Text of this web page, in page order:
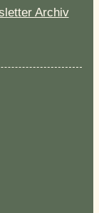
Archiv